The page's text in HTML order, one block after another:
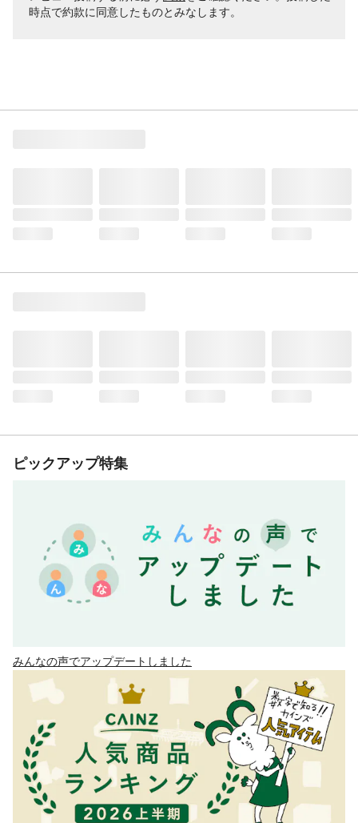
時点で約款に同意したものとみなします。
ピックアップ特集
みんなの声でアップデートしました